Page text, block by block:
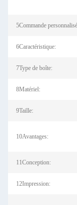
5Commande
6Caractéristique:
7Type de boîte:
8Matériel:
9Taille:
10Avantages:
11Conception:
12Impression: